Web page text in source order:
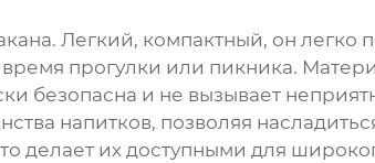
Легкий, компактный, он легко
прогулки или пикника.
безопасна и не вызывает
напитков, позволяя
делает их доступными для